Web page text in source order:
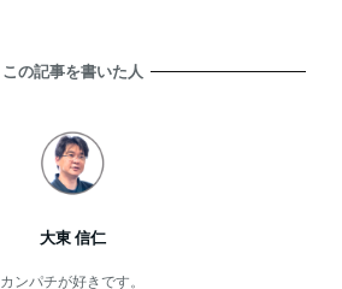
この記事を書いた人
大東 信仁
カンパチが好きです。